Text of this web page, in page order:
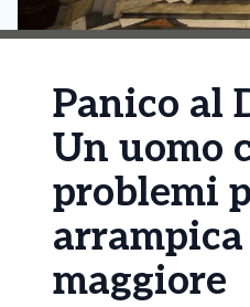
Panico al
Un uomo
problemi
maggiore